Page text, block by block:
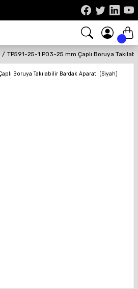
TP591-25-1 P03-25 mm Çaplı Boruya